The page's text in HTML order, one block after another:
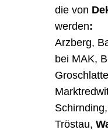
die von
werden:
Arzberg,
bei MAK,
Tröstau,